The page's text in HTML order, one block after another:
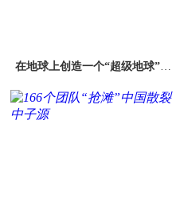
在地球上创造一个“超级地球”：